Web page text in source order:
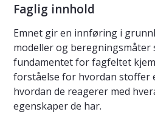
Faglig innhold
Emnet gir en innføring i
modeller og beregningsmåter
fundamentet for fagfeltet
forståelse for hvordan stoffer
hvordan de reagerer med
egenskaper de har.